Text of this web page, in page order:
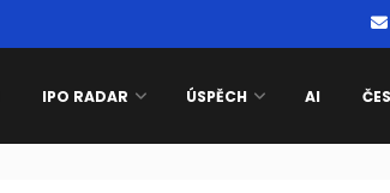
IPO RADAR ÚSPĚCH AI